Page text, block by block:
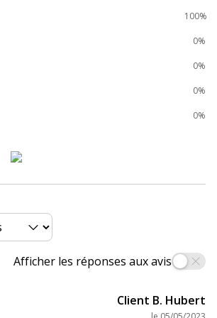
0010343858770,0496099925612
Graphics
Edition
Edition,
Edition
100%
0%
0%
0%
0%
Afficher les réponses aux avis
Client B. Hubert